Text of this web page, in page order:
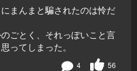
まんまと騙されたのは怜だ
ごとく、それっぽいこと言
ってしまった。
56
4